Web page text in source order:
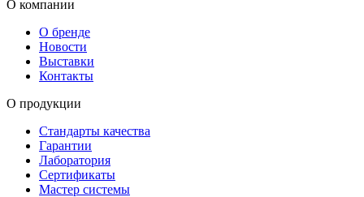
О компании
О бренде
Новости
Выставки
Контакты
О продукции
Стандарты качества
Гарантии
Лаборатория
Сертификаты
Мастер системы